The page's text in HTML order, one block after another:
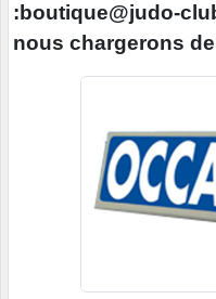
:boutique@judo-
nous chargerons